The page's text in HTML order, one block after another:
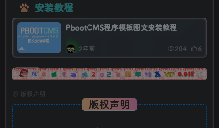
安装教程
PbootCMS程序模板图文安装教程
2年前 204 6
广告
© 版权声明
版权声明